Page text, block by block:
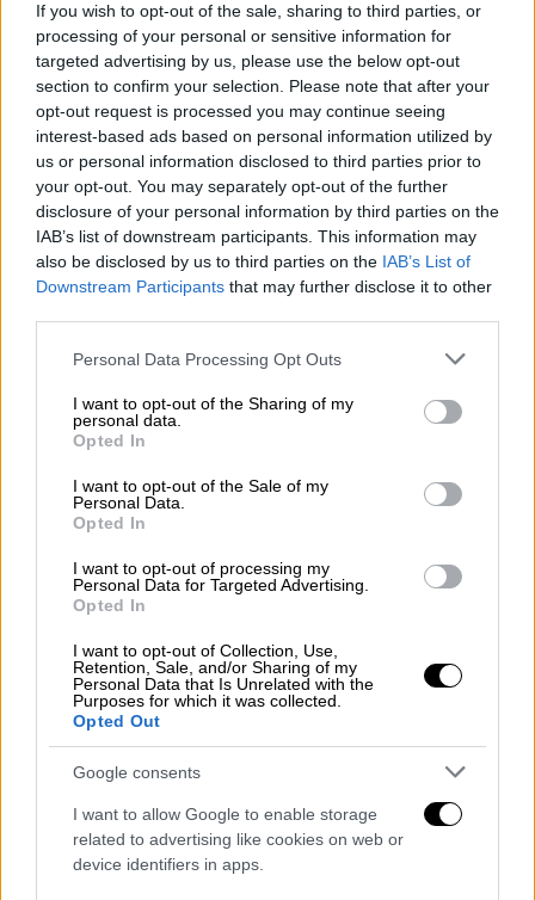
If you wish to opt-out of the sale, sharing to third parties, or
processing of your personal or sensitive information for
targeted advertising by us, please use the below opt-out
section to confirm your selection. Please note that after your
opt-out request is processed you may continue seeing
interest-based ads based on personal information utilized by
us or personal information disclosed to third parties prior to
your opt-out. You may separately opt-out of the further
disclosure of your personal information by third parties on the
IAB’s list of downstream participants. This information may
also be disclosed by us to third parties on the IAB’s List of
Downstream Participants that may further disclose it to other
Please note that this website/app uses one or more Google
not limited to your visit or usage behaviour. You may click to
grant or deny consent to Google and its third-party tags to
use your data for below specified purposes in below Google
consent section.
Personal Data Processing Opt Outs
I want to opt-out of the Sharing of my
personal data.
Opted In
I want to opt-out of the Sale of my
Personal Data.
Opted In
I want to opt-out of processing my
Personal Data for Targeted Advertising.
Opted In
I want to opt-out of Collection, Use,
Retention, Sale, and/or Sharing of my
Personal Data that Is Unrelated with the
Purposes for which it was collected.
Opted Out
Google consents
I want to allow Google to enable storage
related to advertising like cookies on web or
device identifiers in apps.
Επιτροπής και του Προέδρου με μοναδική
υποψηφιότητα αυτή του προέδρου της Κ.Ο.
Αλέξη Χαρίτση.
ΔΙΑΒΑΣΤΕ ΕΠΙΣΗΣ
Ελλάδα|10.11.2024 18:31
Λαμία: Έκοβαν παράνομα δέντρο,
έπεσε σε καλώδια υψηλής τάσης και
προκάλεσε φωτιά
Ελλάδα|10.11.2024 18:42
Αμαλιάδα: Διαψεύδει ο συνήγορος
της μητέρας του Παναγιωτάκη ότι
τοξικολογικών
«Από αύριο, Νέα Αριστερά παντού»
Τις εργασιες του Συνεδρίου έκλεισε ο
Αλέξης Χαρίτσηςμε την ομιλία του την
οποία έκλεισε με το σύνθημα: Προχωράμε
και αλλάζουμε. Ανανεωνόμαστε. Από αύριο, η
ριζοσπαστική και ανανεωτική Αριστερά της
εποχής μας δηλώνει τομεγάλοπαρών. Για να
νικήσουν οι αγώνες. Για νακερδίσουμε
ζωές μας. Από αύριο, Νέα Αριστερά παντού!